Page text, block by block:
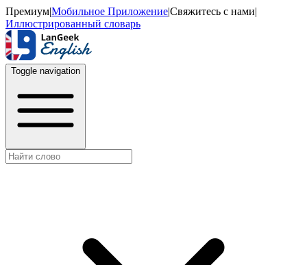
Премиум|Мобильное Приложение|Свяжитесь с нами|
Иллюстрированный словарь
Toggle navigation